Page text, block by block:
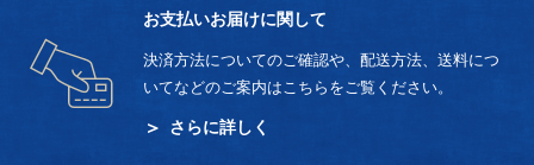
お支払いお届けに関して
決済方法についてのご確認や、配送方法、送料につ
いてなどのご案内はこちらをご覧ください。
さらに詳しく